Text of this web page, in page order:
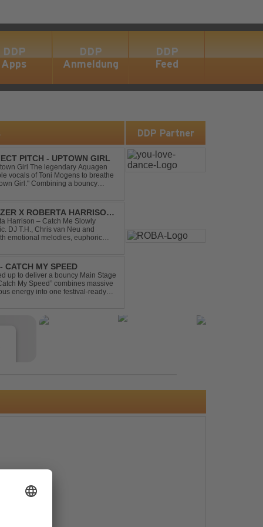
DDP
Apps
DDP
Anmeldung
DDP
Feed
PITCH - UPTOWN GIRL
Girl The legendary Aquagen
vocals of Toni Mogens to breathe
Girl." Combining a bouncy
X ROBERTA HARRISON
Harrison – Catch Me Slowly
DJ T.H., Chris van Neu and
emotional melodies, euphoric
CATCH MY SPEED
up to deliver a bouncy Main Stage
My Speed” combines massive
energy into one festival-ready
DDP Partner